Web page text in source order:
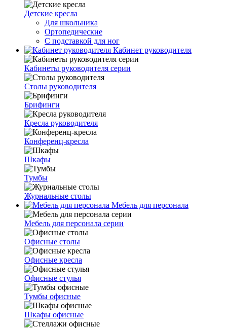
Детские кресла
Для школьника
Ортопедические
С подставкой для ног
Кабинет руководителя
Кабинеты руководителя серии
Столы руководителя
Брифинги
Кресла руководителя
Конференц-кресла
Шкафы
Тумбы
Журнальные столы
Мебель для персонала
Мебель для персонала серии
Офисные столы
Офисные кресла
Офисные стулья
Тумбы офисные
Шкафы офисные